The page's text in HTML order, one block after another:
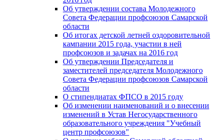
Об утверждении состава Молодежного
Совета Федерации профсоюзов Самарской
области
Об итогах детской летней оздоровительной
кампании 2015 года, участии в ней
профсоюзов и задачах на 2016 год
Об утверждении Председателя и
заместителей председателя Молодежного
Совета Федерации профсоюзов Самарской
области
О стипендиатах ФПСО в 2015 году
Об изменении наименований и о внесении
изменений в Устав Негосударственного
образовательного учреждения "Учебный
центр профсоюзов"